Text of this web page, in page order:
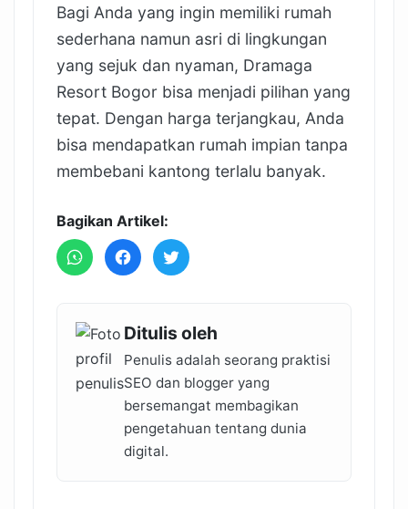
Bagi Anda yang ingin memiliki rumah
sederhana namun asri di lingkungan
yang sejuk dan nyaman, Dramaga
Resort Bogor bisa menjadi pilihan yang
tepat. Dengan harga terjangkau, Anda
bisa mendapatkan rumah impian tanpa
membebani kantong terlalu banyak.
Bagikan Artikel:
Ditulis oleh
Penulis adalah seorang praktisi
SEO dan blogger yang
bersemangat membagikan
pengetahuan tentang dunia
digital.